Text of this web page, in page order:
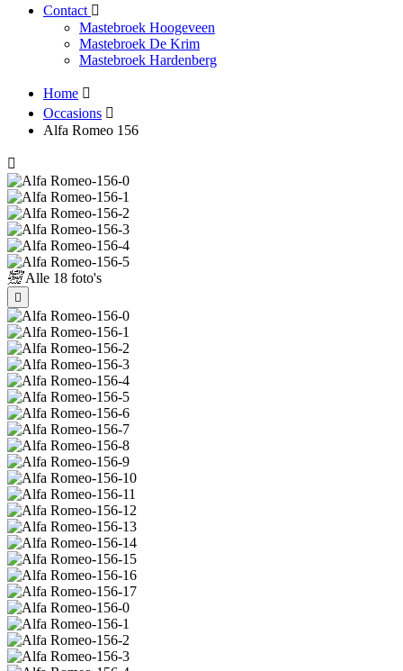
Contact
Mastebroek Hoogeveen
Mastebroek De Krim
Mastebroek Hardenberg
Home
Occasions
Alfa Romeo 156
Alle 18 foto's